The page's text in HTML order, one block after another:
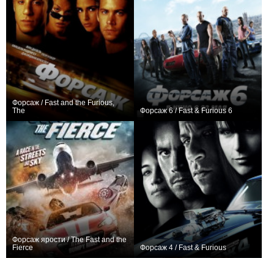
Форсаж / Fast and the Furious,
The
Форсаж 6 / Fast & Furious 6
Форсаж ярости / The Fast and the
Fierce
Форсаж 4 / Fast & Furious